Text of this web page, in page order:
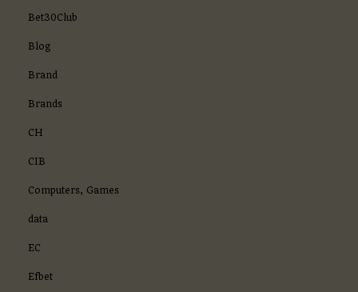
Bet30Club
Blog
Brand
Brands
CH
CIB
Computers, Games
data
EC
Efbet